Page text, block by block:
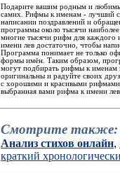
Подарите вашим родным и
самих. Рифмы к именам - лучший
написании поздравлений и
программы около тысячи
многие тысячи рифм для каждого
имени лев достаточно, чтобы
Программа понимает не только
формы имён. Таким образом,
могут подбирать рифмы к именам
оригинальны и радуйте своих
с хорошими и красивыми
выбранная вами рифма к имени
Смотрите также:
Анализ стихов онлайн,
краткий